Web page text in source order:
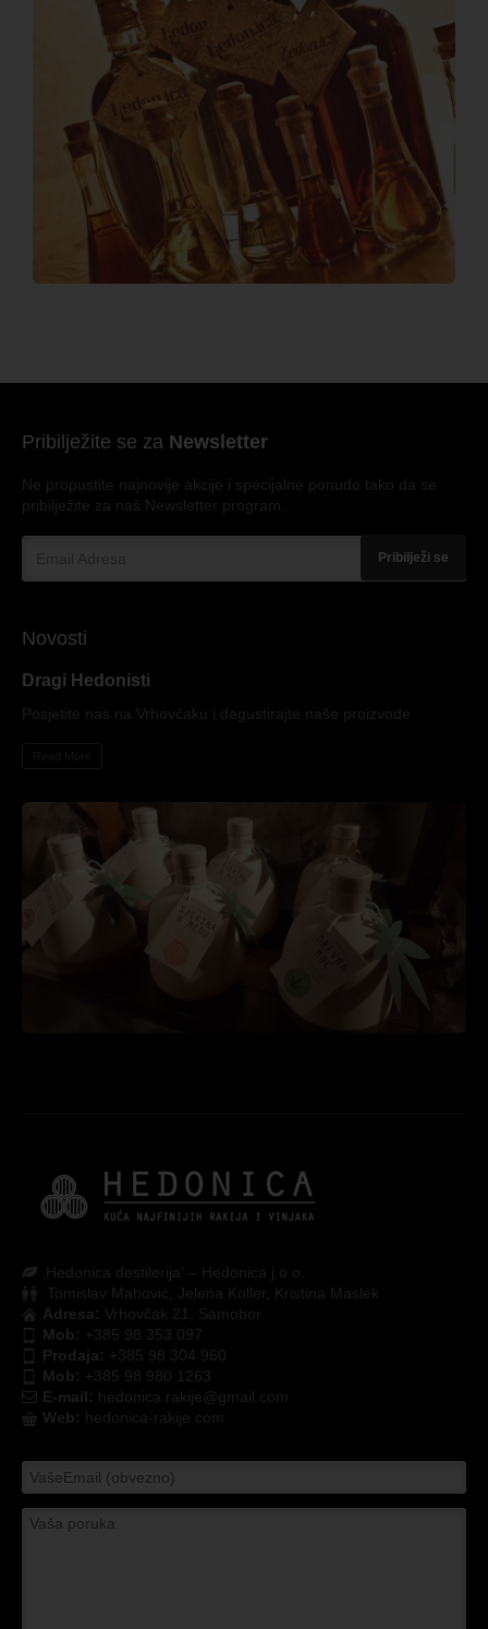
Pribilježite se za Newsletter
Ne propustite najnovije akcije i specijalne ponude tako da se
pribilježite za naš Newsletter program.
Pribilježi se
Novosti
Dragi Hedonisti
Posjetite nas na Vrhovčaku i degustirajte naše proizvode
‚Hedonica destilerija‘ – Hedonica j.o.o.
Tomislav Mahović, Jelena Koller, Kristina Maslek
Adresa: Vrhovčak 21, Samobor
Mob: +385 98 353 097
Prodaja: +385 98 304 960
Mob: +385 98 980 1263
E-mail: hedonica.rakije@gmail.com
Web: hedonica-rakije.com